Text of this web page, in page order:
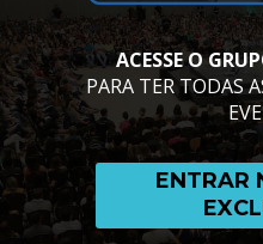
ENTRAR
ACESSE O
PARA TER TODAS